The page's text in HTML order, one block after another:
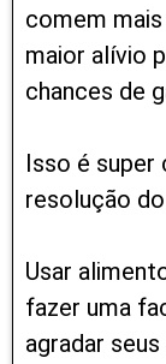
comem
maior alívio
chances de
Isso é super
resolução
Usar
fazer uma
agradar